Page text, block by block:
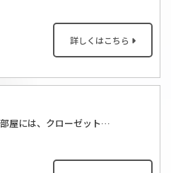
詳しくはこちら
お子様部屋には、クローゼットを造作しました。